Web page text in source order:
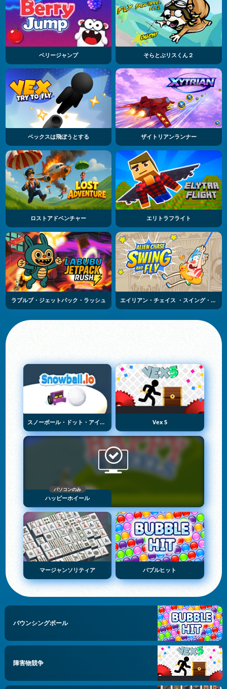
ベリージャンプ そらとぶリスくん２
ベックスは飛ぼうとする ザイトリアンランナー
ロストアドベンチャー エリトラフライト
ラブルブ・ジェットパック・ラッシュ エイリアン・チェイス ・スイング・アンド・フライ
スノーボール・ドット・アイオー Vex 5
パソコンのみ
ハッピーホイール
マージャンソリティア バブルヒット
バウンシングボール
障害物競争